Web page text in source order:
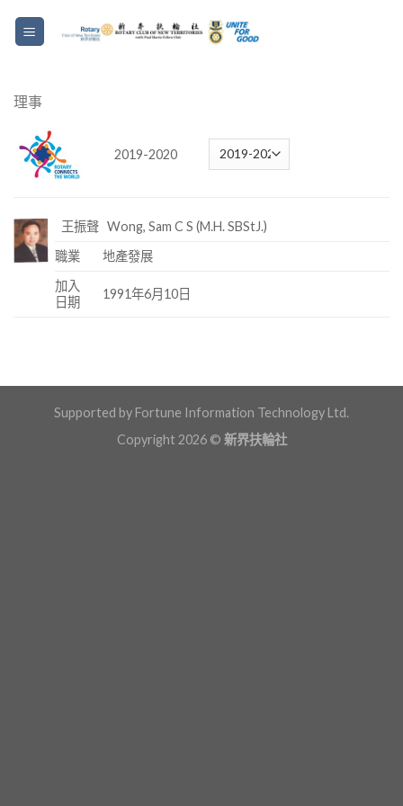
理事
2019-2020
王振聲 Wong, Sam C S (M.H. SBStJ.)
職業
地產發展
加入
日期
1991年6月10日
Supported by Fortune Information Technology Ltd.
Copyright 2026 © 新界扶輪社